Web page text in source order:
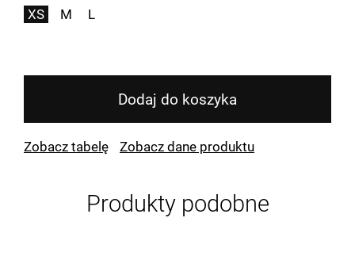
XS
M L
Dodaj do koszyka
Zobacz tabelę Zobacz dane produktu
Produkty podobne